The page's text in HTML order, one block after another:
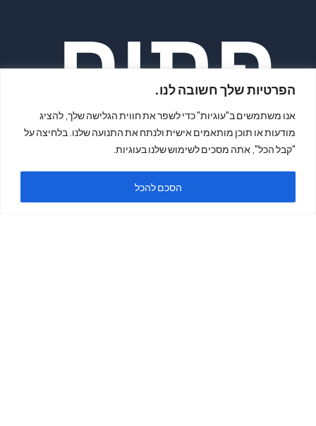
הפרטיות שלך חשובה לנו.
אנו משתמשים ב"עוגיות" כדי לשפר את חווית הגלישה שלך, להציג
מודעות או תוכן מותאמים אישית ולנתח את התנועה שלנו. בלחיצה על
"קבל הכל", אתה מסכים לשימוש שלנו בעוגיות.
הסכם להכל
פתיח
ה